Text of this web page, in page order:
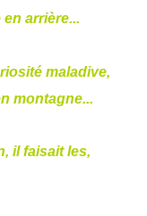
arrière...
maladive,
montagne...
il faisait les,